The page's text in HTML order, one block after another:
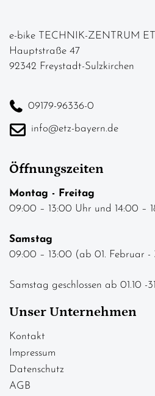
e-bike TECHNIK-ZENTRUM
Hauptstraße 47
92342 Freystadt-Sulzkirchen
09179-96336-0
info@etz-bayern.de
Öffnungszeiten
Montag - Freitag
09:00 – 13:00 Uhr und 14:00 –
Samstag
09:00 – 13:00 (ab 01. Februar -
Samstag geschlossen ab 01.10 -
Unser Unternehmen
Kontakt
Impressum
Datenschutz
AGB